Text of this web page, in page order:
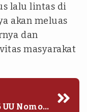
lalu lintas di
akan meluas
dan
masyarakat
Nomor